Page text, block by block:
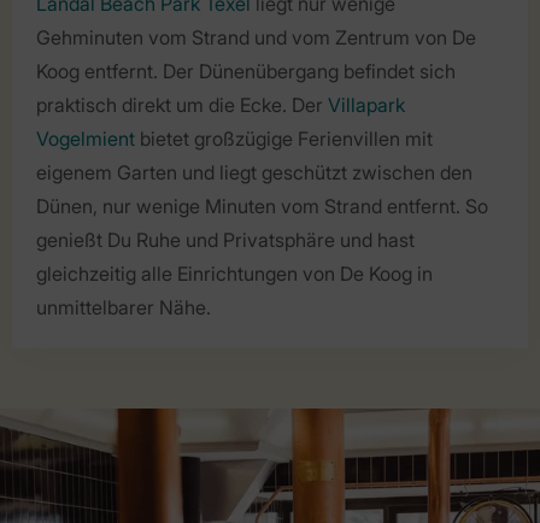
Gehminuten vom Strand und vom Zentrum von De
Koog entfernt. Der Dünenübergang befindet sich
praktisch direkt um die Ecke. Der Villapark
Vogelmient bietet großzügige Ferienvillen mit
eigenem Garten und liegt geschützt zwischen den
Dünen, nur wenige Minuten vom Strand entfernt. So
genießt Du Ruhe und Privatsphäre und hast
gleichzeitig alle Einrichtungen von De Koog in
unmittelbarer Nähe.